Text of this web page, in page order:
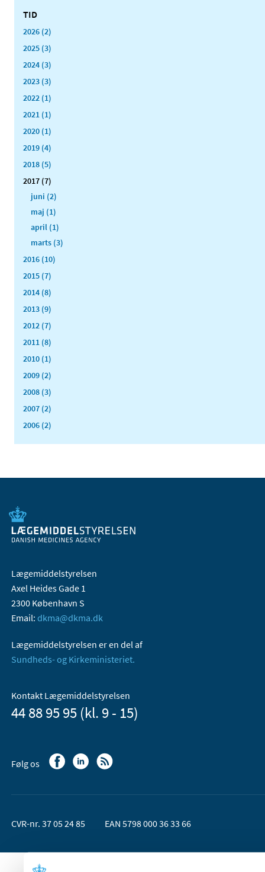
TID
2026 (2)
2025 (3)
2024 (3)
2023 (3)
2022 (1)
2021 (1)
2020 (1)
2019 (4)
2018 (5)
2017 (7)
juni (2)
maj (1)
april (1)
marts (3)
2016 (10)
2015 (7)
2014 (8)
2013 (9)
2012 (7)
2011 (8)
2010 (1)
2009 (2)
2008 (3)
2007 (2)
2006 (2)
Lægemiddelstyrelsen
Axel Heides Gade 1
2300 København S
Email: dkma@dkma.dk
Lægemiddelstyrelsen er en del af
Sundheds- og Kirkeministeriet.
Kontakt Lægemiddelstyrelsen
44 88 95 95 (kl. 9 - 15)
Følg os
CVR-nr. 37 05 24 85 EAN 5798 000 36 33 66